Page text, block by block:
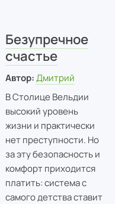
Безупречное
счастье
Автор: Дмитрий
В Столице Вельдии
высокий уровень
жизни и практически
нет преступности. Но
за эту безопасность и
комфорт приходится
платить: система с
самого детства ставит